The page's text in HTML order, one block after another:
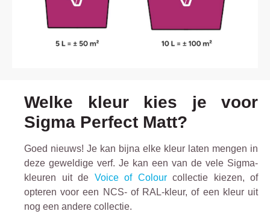
Welke kleur kies je voor
Sigma Perfect Matt?
Goed nieuws! Je kan bijna elke kleur laten mengen in
deze geweldige verf. Je kan een van de vele Sigma-
kleuren uit de Voice of Colourcollectie kiezen, of
opteren voor een NCS- of RAL-kleur, of een kleur uit
nog een andere collectie.